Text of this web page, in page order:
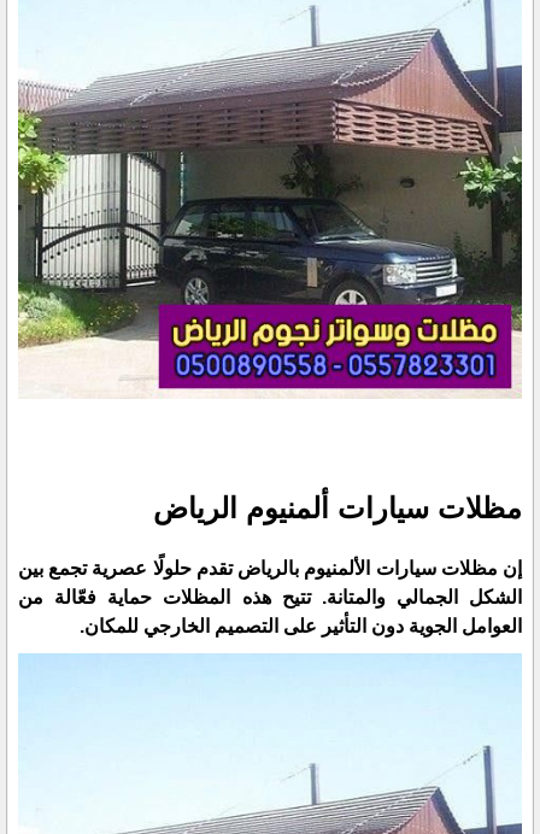
مظلات سيارات ألمنيوم الرياض
إن مظلات سيارات الألمنيوم بالرياض تقدم حلولًا عصرية تجمع بين
الشكل الجمالي والمتانة. تتيح هذه المظلات حماية فعّالة من
العوامل الجوية دون التأثير على التصميم الخارجي للمكان.